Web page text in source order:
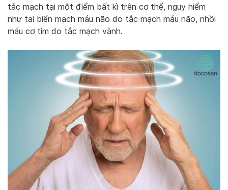
tắc mạch tại một điểm bất kì trên cơ thể, nguy hiểm
như tai biến mạch máu não do tắc mạch máu não, nhồi
máu cơ tim do tắc mạch vành.